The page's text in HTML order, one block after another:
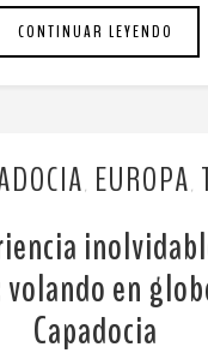
CONTINUAR LEYENDO
EUROPA
en
Capadocia